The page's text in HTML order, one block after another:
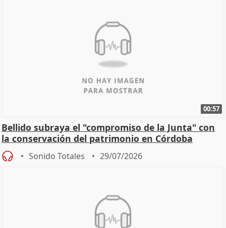
00:57
Bellido subraya el "compromiso de la Junta" con
la conservación del patrimonio en Córdoba
Sonido Totales 29/07/2026